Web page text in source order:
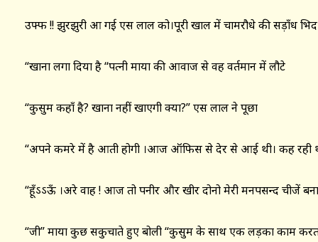
उफ्फ !! झुरझुरी आ गई एस लाल को।पूरी खाल में चामरौधे की सड़ाँध
“खाना लगा दिया है “पत्नी माया की आवाज से वह वर्तमान में लौटे
“कुसुम कहाँ है? खाना नहीं खाएगी क्या?” एस लाल ने पूछा
“अपने कमरे में है आती होगी ।आज ऑफिस से देर से आई थी। कह रही
“हूँऽऽऊँ ।अरे वाह ! आज तो पनीर और खीर दोनो मेरी मनपसन्द चीजें
“जी” माया कुछ सकुचाते हुए बोली “कुसुम के साथ एक लड़का काम